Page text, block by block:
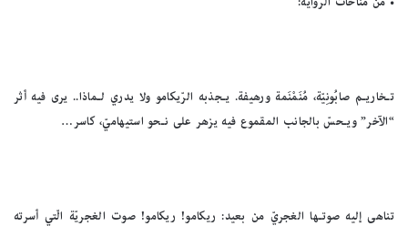
تـخاريـم صابُونِيّة، مُنَمْنَمة ورهيفة. يـجذبه الرّيكامو ولا يدري لـماذا.. يرى فيه أثر
“الآخر” ويـحسّ بالجانب المقموع فيه يزهر على نـحو استيهاميّ، كاسر…
تناهى إليه صوتـها الغجريّ من بعيد: ريكامو! ريكامو! صوت الغجريّة الّتي أسرته